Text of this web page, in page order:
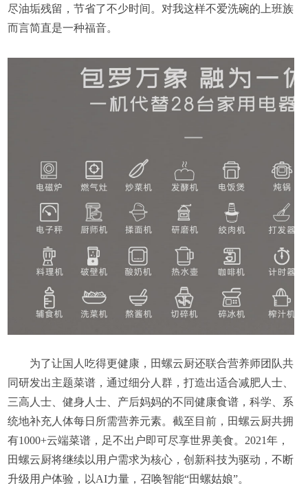
尽油垢残留，节省了不少时间。对我这样不爱洗碗的上班族
而言简直是一种福音。
为了让国人吃得更健康，田螺云厨还联合营养师团队共
同研发出主题菜谱，通过细分人群，打造出适合减肥人士、
三高人士、健身人士、产后妈妈的不同健康食谱，科学、系
统地补充人体每日所需营养元素。截至目前，田螺云厨共拥
有1000+云端菜谱，足不出户即可尽享世界美食。2021年，
田螺云厨将继续以用户需求为核心，创新科技为驱动，不断
升级用户体验，以AI力量，召唤智能“田螺姑娘”。